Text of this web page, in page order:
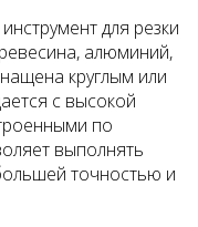
для резки
алюминий,
круглым или
с высокой
по
выполнять
точностью и